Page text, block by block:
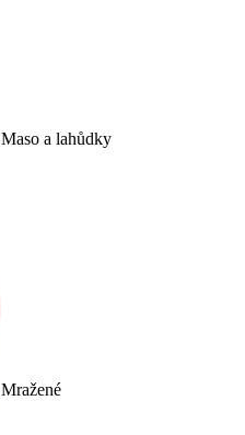
Maso a lahůdky
Mražené